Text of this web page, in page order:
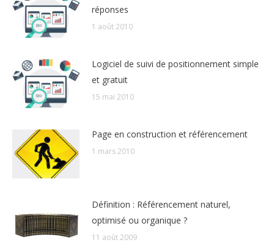
réponses
1 août 2010
Logiciel de suivi de positionnement simple
et gratuit
15 mai 2010
Page en construction et référencement
1 mars 2010
Définition : Référencement naturel,
optimisé ou organique ?
11 août 2009